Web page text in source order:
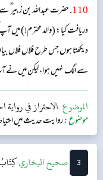
110 . حضرت عبداللہ بن زبیر
دریافت کیا: (والد محترم!)
دیکھتا ہوں جس طرح فلاں فلاں
سے الگ نہیں ہوا، لیکن میں نے
باندھے گا، وہ اپنا ٹھکانا آگ
الموضوع:الاحتراز في
موضوع:روایت حدیث میں
3 ‌‌صحيح البخاري